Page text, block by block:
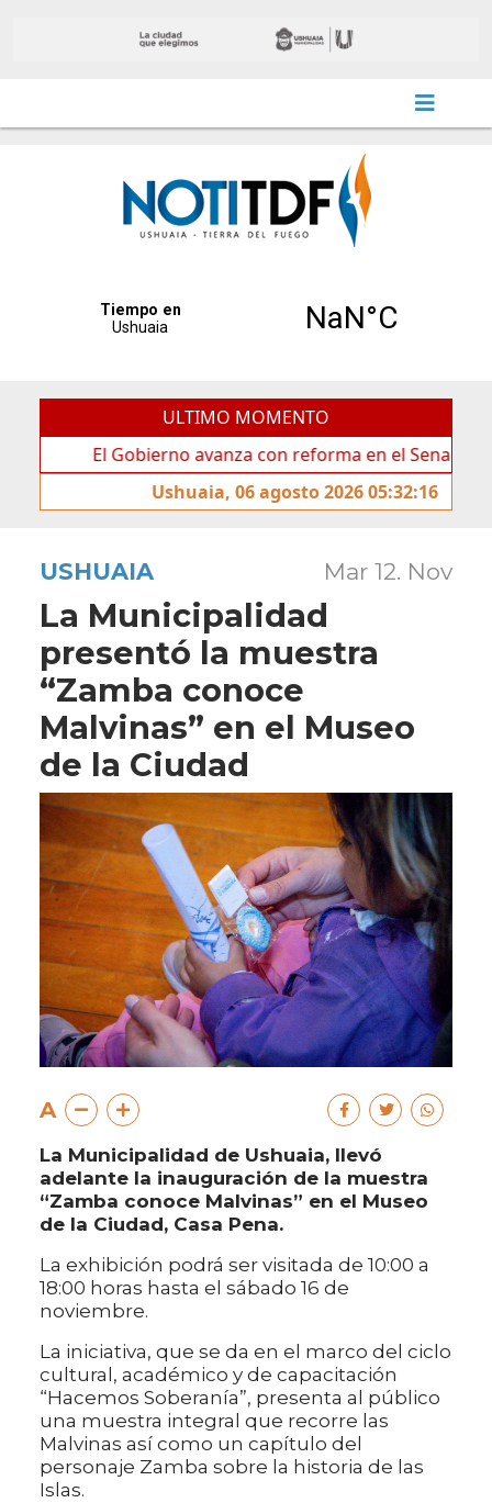
ULTIMO MOMENTO
El Gobierno avanza con reforma en el Senado
Ushuaia, 06 agosto 2026 05:32:16
USHUAIA Mar 12. Nov
La Municipalidad
presentó la muestra
“Zamba conoce
Malvinas” en el Museo
de la Ciudad
A
La Municipalidad de Ushuaia, llevó
adelante la inauguración de la muestra
“Zamba conoce Malvinas” en el Museo
de la Ciudad, Casa Pena.
La exhibición podrá ser visitada de 10:00 a
18:00 horas hasta el sábado 16 de
noviembre.
La iniciativa, que se da en el marco del ciclo
cultural, académico y de capacitación
“Hacemos Soberanía”, presenta al público
una muestra integral que recorre las
Malvinas así como un capítulo del
personaje Zamba sobre la historia de las
Islas.